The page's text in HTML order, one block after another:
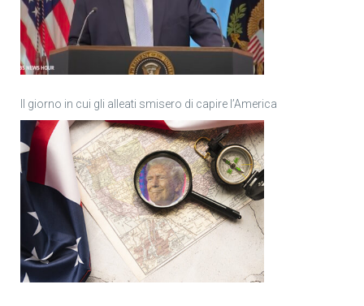
Il giorno in cui gli alleati smisero di capire l’America